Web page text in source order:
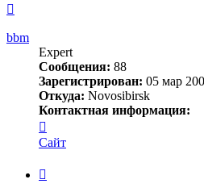
началу
bbm
Expert
Сообщения: 88
Зарегистрирован: 05 мар
Откуда: Novosibirsk
Контактная информация:
информация
пользователя
Сайт